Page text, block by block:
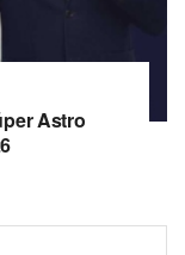
Astro